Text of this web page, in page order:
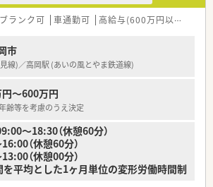
ブランク可 車通勤可 高給与(600万円以上)
市
線)／高岡駅 (あいの風とやま鉄道線)
～600万円
齢等を考慮のうえ決定
～18:30（休憩60分）
（休憩60分）
（休憩00分）
平均とした1ヶ月単位の変形労働時間制